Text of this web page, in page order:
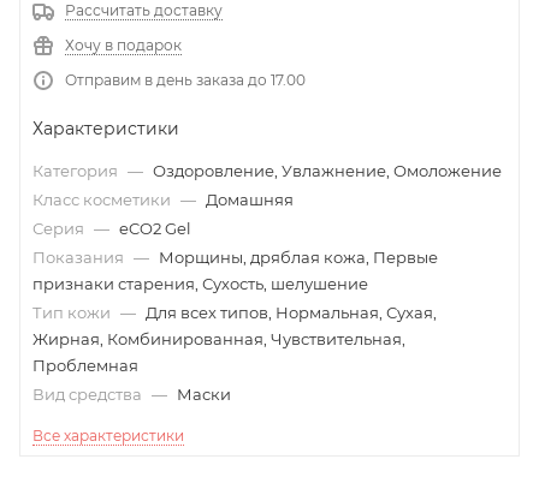
Рассчитать доставку
Хочу в подарок
Отправим в день заказа до 17.00
Характеристики
Категория — Оздоровление, Увлажнение, Омоложение
Класс косметики — Домашняя
Серия — eCO2 Gel
Показания — Морщины, дряблая кожа, Первые
признаки старения, Сухость, шелушение
Тип кожи — Для всех типов, Нормальная, Сухая,
Жирная, Комбинированная, Чувствительная,
Проблемная
Вид средства — Маски
Все характеристики